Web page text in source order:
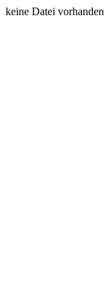
keine Datei vorhanden